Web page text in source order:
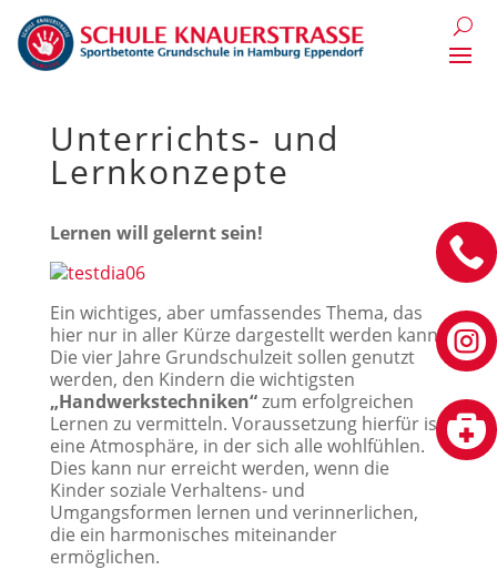
Unterrichts- und
Lernkonzepte
Lernen will gelernt sein!
Ein wichtiges, aber umfassendes Thema, das
hier nur in aller Kürze dargestellt werden kann.
Die vier Jahre Grundschulzeit sollen genutzt
werden, den Kindern die wichtigsten
„Handwerkstechniken“zum erfolgreichen
Lernen zu vermitteln. Voraussetzung hierfür ist
eine Atmosphäre, in der sich alle wohlfühlen.
Dies kann nur erreicht werden, wenn die
Kinder soziale Verhaltens- und
Umgangsformen lernen und verinnerlichen,
die ein harmonisches miteinander
ermöglichen.


